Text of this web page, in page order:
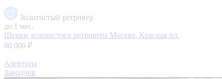
Золотистый ретривер
до 1 мес.
Щенки золотистого ретривера Москва, Красная пл.
80 000 ₽
Алевтина
Заводчик